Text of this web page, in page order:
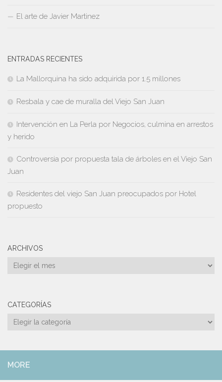
El arte de Javier Martinez
ENTRADAS RECIENTES
La Mallorquina ha sido adquirida por 1.5 millones
Resbala y cae de muralla del Viejo San Juan
Intervención en La Perla por Negocios, culmina en arrestos
y herido
Controversia por propuesta tala de árboles en el Viejo San
Juan
Residentes del viejo San Juan preocupados por Hotel
propuesto
ARCHIVOS
Archivos
CATEGORÍAS
Categorías
MORE